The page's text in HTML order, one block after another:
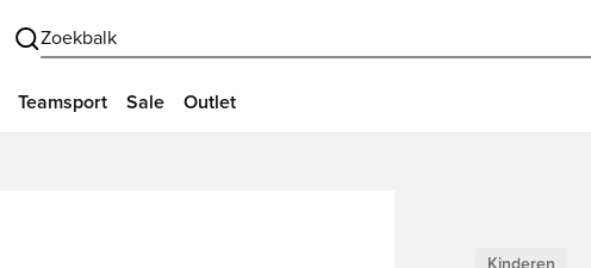
Zoekbalk
Teamsport Sale Outlet
Kinderen